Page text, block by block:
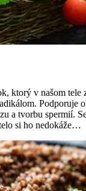
ktorý v našom tele
Podporuje
a tvorbu spermií.
si ho nedokáže…